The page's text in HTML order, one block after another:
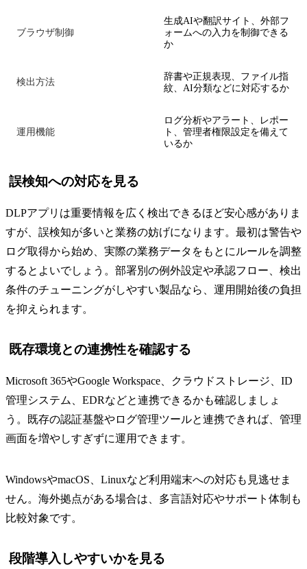
ブラウザ制御
生成AIや翻訳サイト、外部フ
ォームへの入力を制御できる
か
検出方法
辞書や正規表現、ファイル指
紋、AI分類などに対応するか
運用機能
ログ分析やアラート、レポー
ト、管理者権限設定を備えて
いるか
誤検知への対応を見る
DLPアプリは重要情報を広く検出できるほど安心感がありま
すが、誤検知が多いと業務の妨げになります。最初は警告や
ログ取得から始め、実際の業務データをもとにルールを調整
するとよいでしょう。部署別の例外設定や承認フロー、検出
条件のチューニングがしやすい製品なら、運用開始後の負担
を抑えられます。
既存環境との連携性を確認する
Microsoft 365やGoogle Workspace、クラウドストレージ、ID
管理システム、EDRなどと連携できるかも確認しましょ
う。既存の認証基盤やログ管理ツールと連携できれば、管理
画面を増やしすぎずに運用できます。
WindowsやmacOS、Linuxなど利用端末への対応も見逃せま
せん。海外拠点がある場合は、多言語対応やサポート体制も
比較対象です。
段階導入しやすいかを見る